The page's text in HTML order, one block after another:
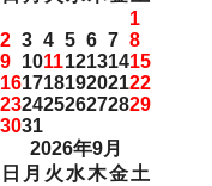
1
2 3 4 5 6 7 8
9 101112131415
16171819202122
23242526272829
3031
2026年9月
日 月 火 水木金土